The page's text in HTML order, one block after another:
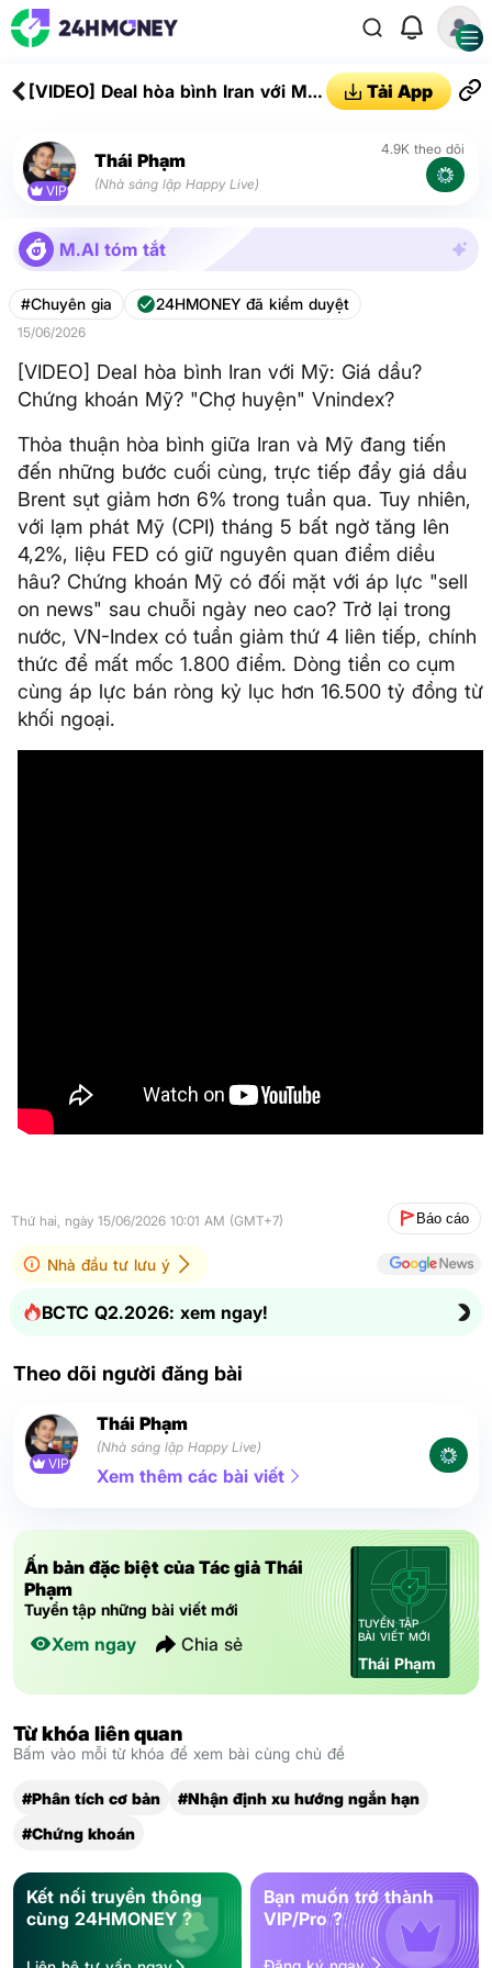
[VIDEO] Deal hòa bình Iran với Mỹ:
huyện" Vnindex?
Tải App
VIP
Thái Phạm
(Nhà sáng lập Happy Live)
4.9K theo dõi
M.AI tóm tắt
#Chuyên gia 24HMONEY đã kiểm duyệt
15/06/2026
[VIDEO] Deal hòa bình Iran với Mỹ: Giá dầu?
Chứng khoán Mỹ? "Chợ huyện" Vnindex?
Thỏa thuận hòa bình giữa Iran và Mỹ đang tiến
đến những bước cuối cùng, trực tiếp đẩy giá dầu
Brent sụt giảm hơn 6% trong tuần qua. Tuy nhiên,
với lạm phát Mỹ (CPI) tháng 5 bất ngờ tăng lên
4,2%, liệu FED có giữ nguyên quan điểm diều
hâu? Chứng khoán Mỹ có đối mặt với áp lực "sell
on news" sau chuỗi ngày neo cao? Trở lại trong
nước, VN-Index có tuần giảm thứ 4 liên tiếp, chính
thức để mất mốc 1.800 điểm. Dòng tiền co cụm
cùng áp lực bán ròng kỷ lục hơn 16.500 tỷ đồng từ
khối ngoại.
Thứ hai, ngày 15/06/2026 10:01 AM (GMT+7) Báo cáo
Nhà đầu tư lưu ý
BCTC Q2.2026: xem ngay!
Theo dõi người đăng bài
VIP
Thái Phạm
(Nhà sáng lập Happy Live)
Xem thêm các bài viết
Ấn bản đặc biệt của Tác giả Thái
Phạm
Tuyển tập những bài viết mới
Xem ngay Chia sẻ
TUYỂN TẬP
BÀI VIẾT MỚI
Thái Phạm
Từ khóa liên quan
Bấm vào mỗi từ khóa để xem bài cùng chủ đề
#Phân tích cơ bản
#Nhận định xu hướng ngắn hạn
#Chứng khoán
Kết nối truyền thông
cùng 24HMONEY ?
Bạn muốn trở thành
VIP/Pro ?